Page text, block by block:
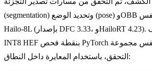
(segmentation) وتحديد الوضع (pose) وOBB والتصنيف على نفس
Hailo-8L (بإصدار DFC 3.33، وHailoRT 4.23). تمت مقارنة كل ملف
INT8 HEF بنقطة فحص PyTorch الخاصة به على نفس مجموعة
التحقق، باستخدام المعايرة داخل النطاق: